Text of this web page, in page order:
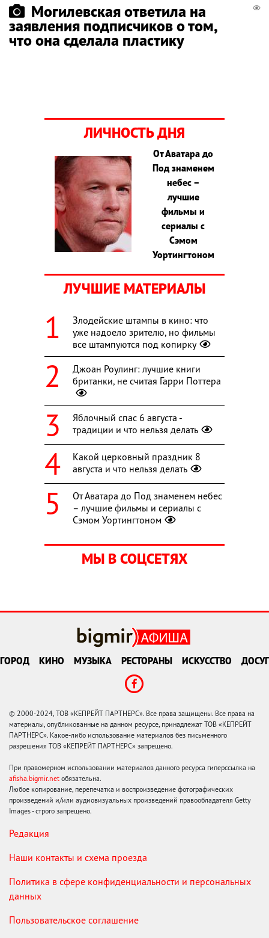
Могилевская ответила на
заявления подписчиков о том,
что она сделала пластику
ЛИЧНОСТЬ ДНЯ
От Аватара до
Под знаменем
небес –
лучшие
фильмы и
сериалы с
Сэмом
Уортингтоном
ЛУЧШИЕ МАТЕРИАЛЫ
Злодейские штампы в кино: что
уже надоело зрителю, но фильмы
все штампуются под копирку
Джоан Роулинг: лучшие книги
британки, не считая Гарри Поттера
Яблочный спас 6 августа -
традиции и что нельзя делать
Какой церковный праздник 8
августа и что нельзя делать
От Аватара до Под знаменем небес
– лучшие фильмы и сериалы с
Сэмом Уортингтоном
МЫ В СОЦСЕТЯХ
ГОРОД КИНО МУЗЫКА РЕСТОРАНЫ ИСКУССТВО ДОСУГ
© 2000-2024, ТОВ «КЕПРЕЙТ ПАРТНЕРС». Все права защищены. Все права на
материалы, опубликованные на данном ресурсе, принадлежат ТОВ «КЕПРЕЙТ
ПАРТНЕРС». Какое-либо использование материалов без письменного
разрешения ТОВ «КЕПРЕЙТ ПАРТНЕРС» запрещено.
При правомерном использовании материалов данного ресурса гиперссылка на
afisha.bigmir.net обязательна.
Любое копирование, перепечатка и воспроизведение фотографических
произведений и/или аудиовизуальных произведений правообладателя Getty
Images - строго запрещено.
Редакция
Наши контакты и схема проезда
Политика в сфере конфиденциальности и персональных
данных
Пользовательское соглашение